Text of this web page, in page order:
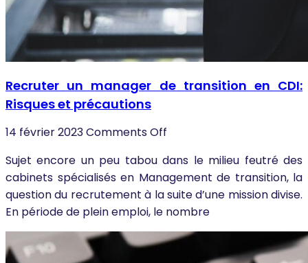
Recruter un manager de transition en CDI:
Risques et précautions
14 février 2023Comments Off
Sujet encore un peu tabou dans le milieu feutré des
cabinets spécialisés en Management de transition, la
question du recrutement à la suite d’une mission divise.
En période de plein emploi, le nombre